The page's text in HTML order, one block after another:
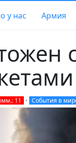
у нас Армия
11 • События в